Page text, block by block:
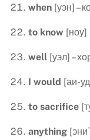
when [уэн] –
to know [ноу]
well [уэл] –
I would [аи-
to sacrifice
anything